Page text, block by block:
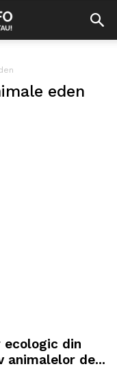
eden
din
animalelor de...